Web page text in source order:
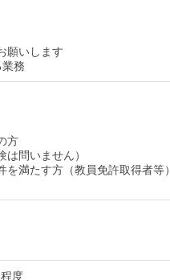
願いします
務
方
は問いません）
を満たす方（教員免許取得者等）
度